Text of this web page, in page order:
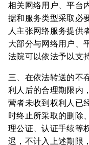
相关网络用户、平台
据和服务类型采取必
人主张网络服务提供
大部分与网络用户、
法院可以依法予以支持
三、在依法转送的不
利人后的合理期限内
营者未收到权利人已
时终止所采取的删除
理公证、认证手续等
迟，不计入上述期限